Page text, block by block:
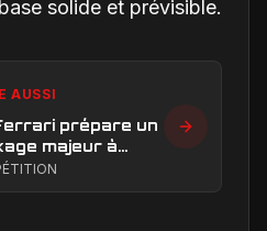
solide et prévisible.
AUSSI
prépare un
majeur à
un test